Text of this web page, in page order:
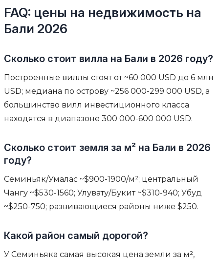
FAQ: цены на недвижимость на
Бали 2026
Сколько стоит вилла на Бали в 2026 году?
Построенные виллы стоят от ~60 000 USD до 6 млн
USD; медиана по острову ~256 000-299 000 USD, а
большинство вилл инвестиционного класса
находятся в диапазоне 300 000-600 000 USD.
Сколько стоит земля за м² на Бали в 2026
году?
Семиньяк/Умалас ~$900-1900/м²; центральный
Чангу ~$530-1560; Улувату/Букит ~$310-940; Убуд
~$250-750; развивающиеся районы ниже $250.
Какой район самый дорогой?
У Семиньяка самая высокая цена земли за м²,